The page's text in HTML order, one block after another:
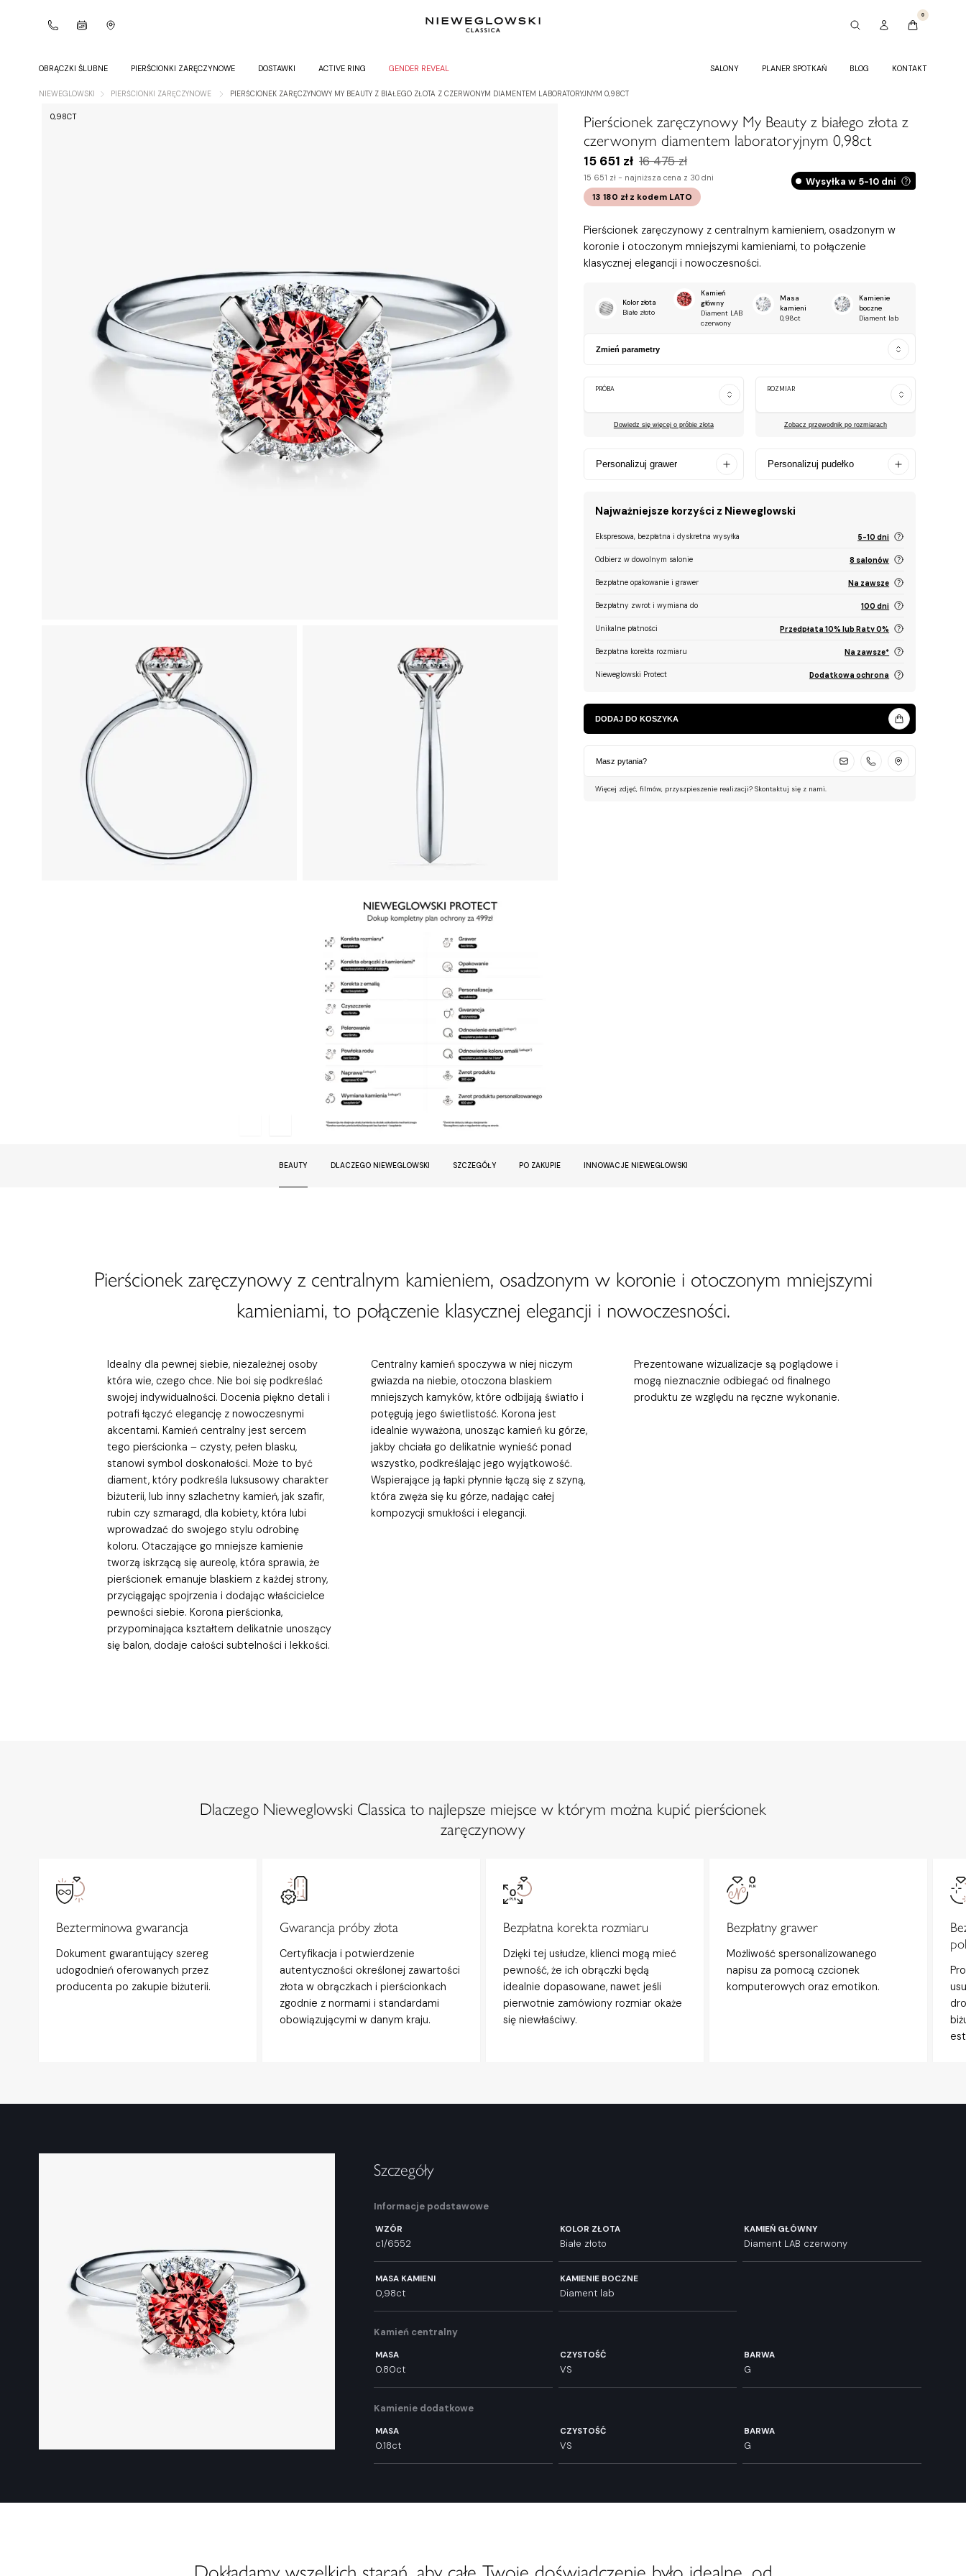
0
OBRĄCZKI ŚLUBNE PIERŚCIONKI ZARĘCZYNOWE DOSTAWKI ACTIVE RING GENDER REVEAL SALONY PLANER SPOTKAŃ BLOG KONTAKT
NIEWEGLOWSKI PIERŚCIONKI ZARĘCZYNOWE PIERŚCIONEK ZARĘCZYNOWY MY BEAUTY Z BIAŁEGO ZŁOTA Z CZERWONYM DIAMENTEM LABORATORYJNYM 0,98CT
0,98CT
Pierścionek zaręczynowy My Beauty z białego złota z
czerwonym diamentem laboratoryjnym 0,98ct
15 651 zł 16 475 zł
15 651 zł - najniższa cena z 30 dni
13 180 zł z kodemLATO
Wysyłka w 5-10 dni
Pierścionek zaręczynowy z centralnym kamieniem, osadzonym w
koronie i otoczonym mniejszymi kamieniami, to połączenie
klasycznej elegancji i nowoczesności.
Kolor złota
Białe złoto
Kamień
główny
Diament LAB
czerwony
Masa
kamieni
0,98ct
Kamienie
boczne
Diament lab
Zmień parametry
PRÓBA
Dowiedz się więcej o próbie złota
ROZMIAR
Zobacz przewodnik po rozmiarach
Personalizuj grawer Personalizuj pudełko
Najważniejsze korzyści z Nieweglowski
Ekspresowa, bezpłatna i dyskretna wysyłka 5-10 dni
Odbierz w dowolnym salonie 8 salonów
Bezpłatne opakowanie i grawer Na zawsze
Bezpłatny zwrot i wymiana do 100 dni
Unikalne płatności Przedpłata 10% lub Raty 0%
Bezpłatna korekta rozmiaru Na zawsze*
Nieweglowski Protect Dodatkowa ochrona
DODAJ DO KOSZYKA
Masz pytania?
Więcej zdjęć, filmów, przyszpieszenie realizacji? Skontaktuj się z nami.
BEAUTY DLACZEGO NIEWEGLOWSKI SZCZEGÓŁY PO ZAKUPIE INNOWACJE NIEWEGLOWSKI
Pierścionek zaręczynowy z centralnym kamieniem, osadzonym w koronie i otoczonym mniejszymi
kamieniami, to połączenie klasycznej elegancji i nowoczesności.
Idealny dla pewnej siebie, niezależnej osoby
która wie, czego chce. Nie boi się podkreślać
swojej indywidualności. Docenia piękno detali i
potrafi łączyć elegancję z nowoczesnymi
akcentami. Kamień centralny jest sercem
tego pierścionka – czysty, pełen blasku,
stanowi symbol doskonałości. Może to być
diament, który podkreśla luksusowy charakter
biżuterii, lub inny szlachetny kamień, jak szafir,
rubin czy szmaragd, dla kobiety, która lubi
wprowadzać do swojego stylu odrobinę
koloru. Otaczające go mniejsze kamienie
tworzą iskrzącą się aureolę, która sprawia, że
pierścionek emanuje blaskiem z każdej strony,
przyciągając spojrzenia i dodając właścicielce
pewności siebie. Korona pierścionka,
przypominająca kształtem delikatnie unoszący
się balon, dodaje całości subtelności i lekkości.
Centralny kamień spoczywa w niej niczym
gwiazda na niebie, otoczona blaskiem
mniejszych kamyków, które odbijają światło i
potęgują jego świetlistość. Korona jest
idealnie wyważona, unosząc kamień ku górze,
jakby chciała go delikatnie wynieść ponad
wszystko, podkreślając jego wyjątkowość.
Wspierające ją łapki płynnie łączą się z szyną,
która zwęża się ku górze, nadając całej
kompozycji smukłości i elegancji.
Prezentowane wizualizacje są poglądowe i
mogą nieznacznie odbiegać od finalnego
produktu ze względu na ręczne wykonanie.
Dlaczego Nieweglowski Classica to najlepsze miejsce w którym można kupić pierścionek
zaręczynowy
Bezterminowa gwarancja
Dokument gwarantujący szereg
udogodnień oferowanych przez
producenta po zakupie biżuterii.
Gwarancja próby złota
Certyfikacja i potwierdzenie
autentyczności określonej zawartości
złota w obrączkach i pierścionkach
zgodnie z normami i standardami
obowiązującymi w danym kraju.
Bezpłatna korekta rozmiaru
Dzięki tej usłudze, klienci mogą mieć
pewność, że ich obrączki będą
idealnie dopasowane, nawet jeśli
pierwotnie zamówiony rozmiar okaże
się niewłaściwy.
Bezpłatny grawer
Możliwość spersonalizowanego
napisu za pomocą czcionek
komputerowych oraz emotikon.
Szczegóły
Informacje podstawowe
WZÓR
c1/6552
KOLOR ZŁOTA
Białe złoto
KAMIEŃ GŁÓWNY
Diament LAB czerwony
MASA KAMIENI
0,98ct
KAMIENIE BOCZNE
Diament lab
Kamień centralny
MASA
0.80ct
CZYSTOŚĆ
VS
BARWA
G
Kamienie dodatkowe
MASA
0.18ct
CZYSTOŚĆ
VS
BARWA
G